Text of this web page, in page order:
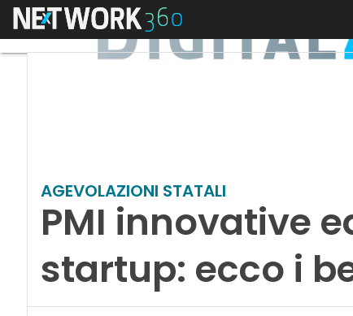
Menu
AGEVOLAZIONI STATALI
PMI innovative
startup: ecco i